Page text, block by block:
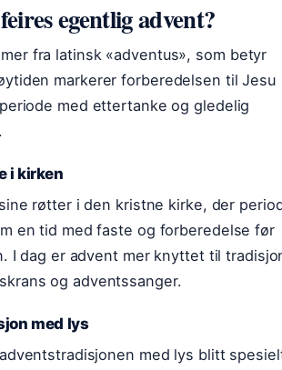
egentlig advent?
fra latinsk «adventus», som betyr
markerer forberedelsen til Jesu
med ettertanke og gledelig
i kirken
røtter i den kristne kirke, der
en tid med faste og forberedelse før
I dag er advent mer knyttet til
og adventssanger.
med lys
med lys blitt